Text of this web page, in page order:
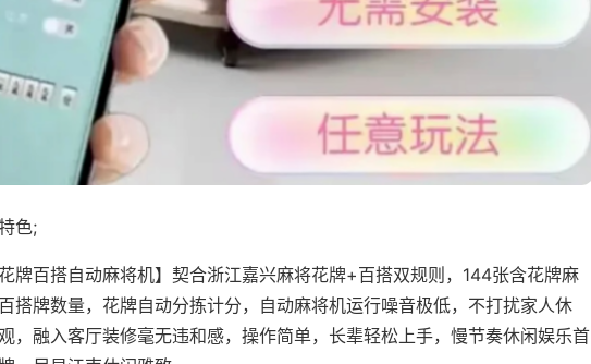
色;
花牌百搭自动麻将机】契合浙江嘉兴麻将花牌+百搭双规则，144张含花牌麻
搭牌数量，花牌自动分拣计分，自动麻将机运行噪音极低，不打扰家人休
，融入客厅装修毫无违和感，操作简单，长辈轻松上手，慢节奏休闲娱乐首